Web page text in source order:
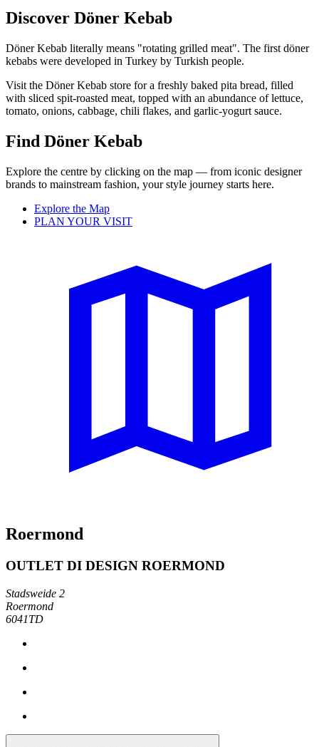
Discover Döner Kebab
Döner Kebab literally means "rotating grilled meat". The first döner
kebabs were developed in Turkey by Turkish people.
Visit the Döner Kebab store for a freshly baked pita bread, filled
with sliced spit-roasted meat, topped with an abundance of lettuce,
tomato, onions, cabbage, chili flakes, and garlic-yogurt sauce.
Find Döner Kebab
Explore the centre by clicking on the map — from iconic designer
brands to mainstream fashion, your style journey starts here.
Explore the Map
PLAN YOUR VISIT
Roermond
OUTLET DI DESIGN ROERMOND
Stadsweide 2
Roermond
6041TD